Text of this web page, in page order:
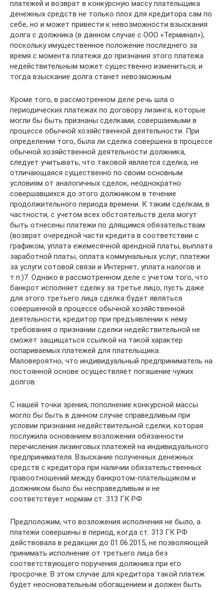
платежей и возврат в конкурсную массу плательщика
денежных средств не только плох для кредитора сам по
себе, но и может привести к невозможности взыскания
долга с должника (в данном случае с ООО «Терминал»),
поскольку имущественное положение последнего за
время с момента платежа до признания этого платежа
недействительным может существенно измениться, и
тогда взыскание долга станет невозможным.
Кроме того, в рассмотренном деле речь шла о
периодических платежах по договору лизинга, которые
могли бы быть признаны сделками, совершаемыми в
процессе обычной хозяйственной деятельности. При
определении того, была ли сделка совершена в процессе
обычной хозяйственной деятельности должника,
следует учитывать, что таковой является сделка, не
отличающаяся существенно по своим основным
условиям от аналогичных сделок, неоднократно
совершавшихся до этого должником в течение
продолжительного периода времени. К таким сделкам, в
частности, с учетом всех обстоятельств дела могут
быть отнесены платежи по длящимся обязательствам
(возврат очередной части кредита в соответствии с
графиком, уплата ежемесячной арендной платы, выплата
заработной платы, оплата коммунальных услуг, платежи
за услуги сотовой связи и Интернет, уплата налогов и
т.п.)7. Однако в рассмотренном деле с учетом того, что
банкрот исполняет сделку за третье лицо, пусть даже
для этого третьего лица сделка будет являться
совершенной в процессе обычной хозяйственной
деятельности, кредитор при предъявлении к нему
требования о признании сделки недействительной не
сможет защищаться ссылкой на такой характер
оспариваемых платежей для плательщика.
Маловероятно, что индивидуальный предприниматель на
постоянной основе осуществляет погашение чужих
долгов.
С нашей точки зрения, пополнение конкурсной массы
могло бы быть в данном случае справедливым при
условии признания недействительной сделки, которая
послужила основанием возложения обязанности
перечисления лизинговых платежей на индивидуального
предпринимателя. Взыскание полученных денежных
средств с кредитора при наличии обязательственных
правоотношений между банкротом-плательщиком и
должником было бы несправедливым и не
соответствует нормам ст. 313 ГК РФ.
Предположим, что возложения исполнения не было, а
платежи совершены в период, когда ст. 313 ГК РФ
действовала в редакции до 01.06.2015, не позволяющей
принимать исполнение от третьего лица без
соответствующего поручения должника при его
просрочке. В этом случае для кредитора такой платеж
будет неосновательным обогащением и должен быть